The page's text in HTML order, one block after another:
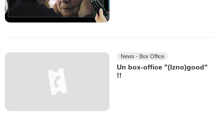
News - Box Office
Un box-office "(Izno)good"
!!